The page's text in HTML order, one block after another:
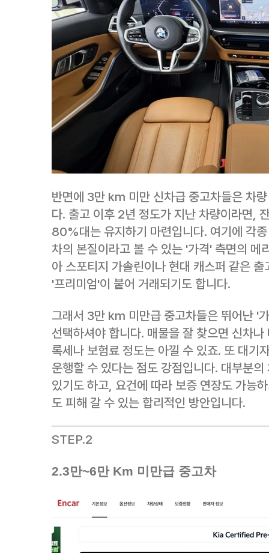
반면에 3만 km 미만 신차급 중고차들은 차
다. 출고 이후 2년 정도가 지난 차량이라면,
80%대는 유지하기 마련입니다. 여기에 각
차의 본질이라고 볼 수 있는 '가격' 측면의 메
아 스포티지 가솔린이나 현대 캐스퍼 같은
'프리미엄'이 붙어 거래되기도 합니다.
그래서 3만 km 미만급 중고차들은 뛰어난 '
선택하셔야 합니다. 매물을 잘 찾으면 신차
록세나 보험료 정도는 아낄 수 있죠. 또 대기
운행할 수 있다는 점도 강점입니다. 대부분
있기도 하고, 요건에 따라 보증 연장도 가능
도 피해 갈 수 있는 합리적인 방안입니다.
STEP.2
2.3만~6만 Km 미만급 중고차